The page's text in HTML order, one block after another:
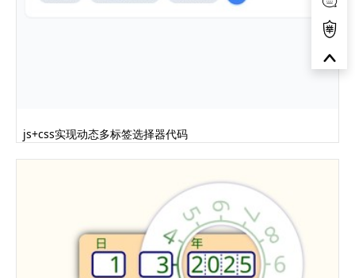
js+css实现动态多标签选择器代码